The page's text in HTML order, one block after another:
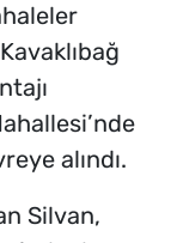
alındı.
Silvan,